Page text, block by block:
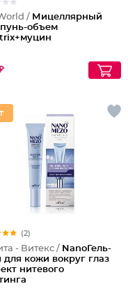
/ Мицеллярный
объем
(2)
- Витекс / NanoГель-
для кожи вокруг глаз
нитевого